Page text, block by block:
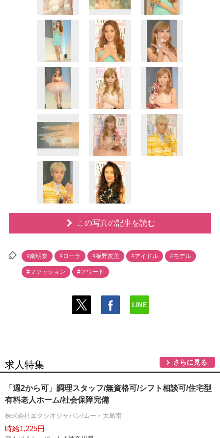
この写真の記事を読む
#南明奈 #ローラ #板野友美 #アイドル #モデル
#ファッション #アワード
求人特集 さらに見る
「週2から可」調理スタッフ/無資格可/シフト相談可/住宅型
有料老人ホーム/社会保障完備
株式会社エクシオジャパン/ムート大島南
時給1,225円